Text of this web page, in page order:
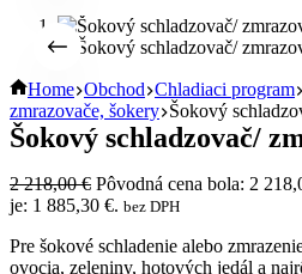
Home Obchod Chladiaci program
zmrazovače, šokery Šokový
Šokový schladzovač/
2 218,00€ Pôvodná cena bola: 2
je: 1 885,30 €. bez DPH
Pre šokové schladenie alebo
ovocia, zeleniny, hotových jedál a